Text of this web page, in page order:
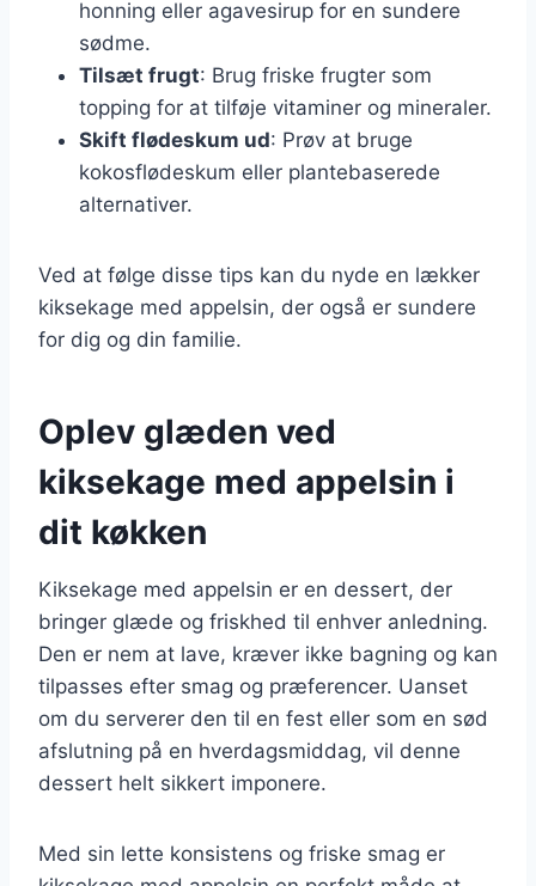
honning eller agavesirup for en sundere
sødme.
Tilsæt frugt: Brug friske frugter som
topping for at tilføje vitaminer og mineraler.
Skift flødeskum ud: Prøv at bruge
kokosflødeskum eller plantebaserede
alternativer.
Ved at følge disse tips kan du nyde en lækker
kiksekage med appelsin, der også er sundere
for dig og din familie.
Oplev glæden ved
kiksekage med appelsin i
dit køkken
Kiksekage med appelsin er en dessert, der
bringer glæde og friskhed til enhver anledning.
Den er nem at lave, kræver ikke bagning og kan
tilpasses efter smag og præferencer. Uanset
om du serverer den til en fest eller som en sød
afslutning på en hverdagsmiddag, vil denne
dessert helt sikkert imponere.
Med sin lette konsistens og friske smag er